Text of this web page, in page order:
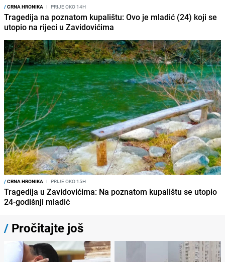
/CRNA HRONIKA I PRIJE OKO 14H
Tragedija na poznatom kupalištu: Ovo je mladić (24) koji se
utopio na rijeci u Zavidovićima
/CRNA HRONIKA I PRIJE OKO 15H
Tragedija u Zavidovićima: Na poznatom kupalištu se utopio
24-godišnji mladić
/ Pročitajte još